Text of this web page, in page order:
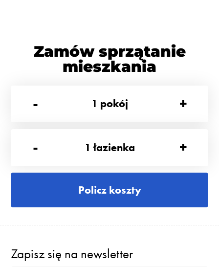
Zamów sprzątanie
mieszkania
-
1 pokój +
- 1 łazienka +
Policz koszty
Zapisz się na newsletter